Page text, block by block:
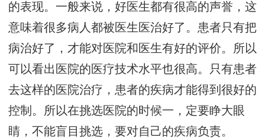
的表现。一般来说，好医生都有很高的声誉，这
意味着很多病人都被医生医治好了。患者只有把
病治好了，才能对医院和医生有好的评价。所以
可以看出医院的医疗技术水平也很高。只有患者
去这样的医院治疗，患者的疾病才能得到很好的
控制。所以在挑选医院的时候一，定要睁大眼
睛，不能盲目挑选，要对自己的疾病负责。